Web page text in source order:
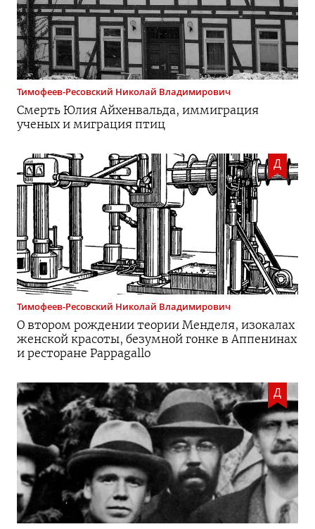
Тимофеев-Ресовский Николай Владимирович
Смерть Юлия Айхенвальда, иммиграция
ученых и миграция птиц
Д
Тимофеев-Ресовский Николай Владимирович
О втором рождении теории Менделя, изокалах
женской красоты, безумной гонке в Аппенинах
и ресторане Pappagallo
Д